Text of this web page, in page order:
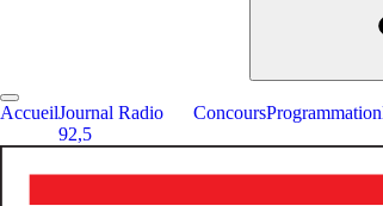
AccueilJournal Radio
92,5
ConcoursProgrammation